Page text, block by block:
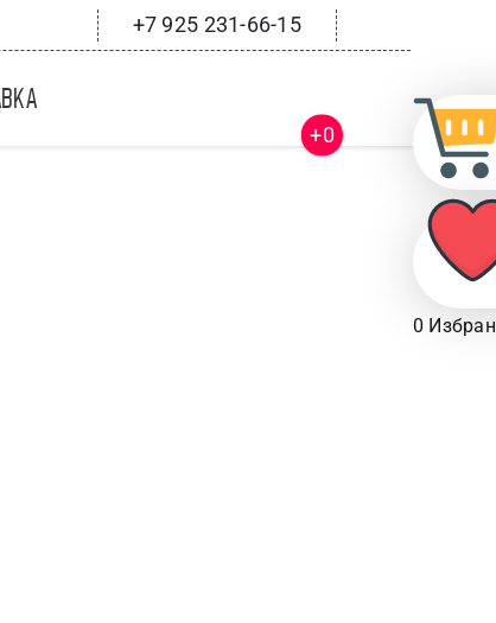
+7 925 231-66-15
+0
0